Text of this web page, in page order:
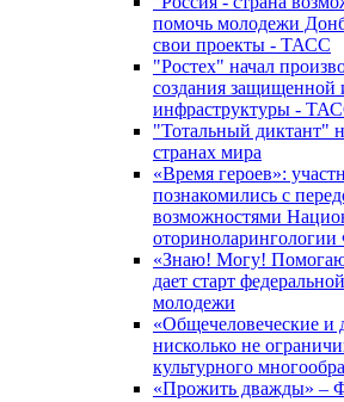
помочь молодежи
свои проекты - ТАСС
"Ростех" начал
создания
инфраструктуры -
"Тотальный диктант"
странах мира
«Время героев»:
познакомились с
возможностями
«Знаю! Могу!
дает старт
молодежи
«Общечеловеческие и
нисколько не
культурного
«Прожить дважды» –